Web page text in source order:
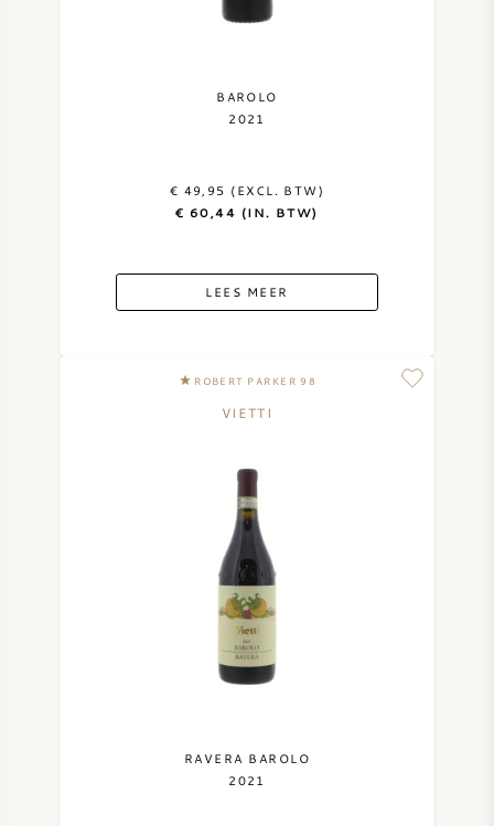
BAROLO
2021
€ 49,95 (EXCL. BTW)
€ 60,44 (IN. BTW)
LEES MEER
ROBERT PARKER 98
VIETTI
RAVERA BAROLO
2021